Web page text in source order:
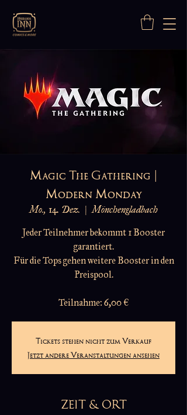
Magic The Gathering |
Modern Monday
Mo., 14. Dez.
  |
Mönchengladbach
Jeder Teilnehmer bekommt 1 Booster
garantiert.
Für die Tops gehen weitere Booster in den
Preispool.
Teilnahme: 6,00 €
Tickets stehen nicht zum Verkauf
Jetzt andere Veranstaltungen ansehen
ZEIT & ORT